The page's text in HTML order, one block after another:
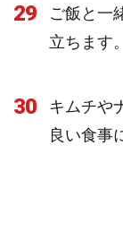
29
ご飯と一
立ちます。
30
キムチや
良い食事